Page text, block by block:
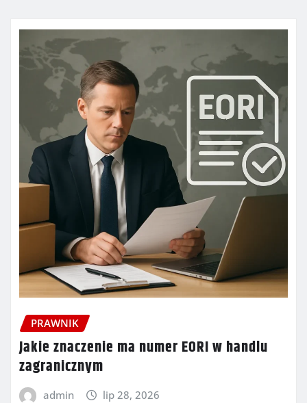
PRAWNIK
Jakie znaczenie ma numer EORI w handlu
zagranicznym
admin lip 28, 2026